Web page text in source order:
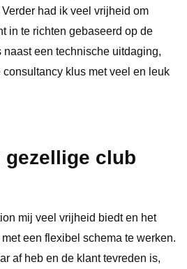
had ik veel vrijheid om
in te richten gebaseerd op de
een technische uitdaging,
klus met veel en leuk
gezellige club
mij veel vrijheid biedt en het
een flexibel schema te werken.
af heb en de klant tevreden is,